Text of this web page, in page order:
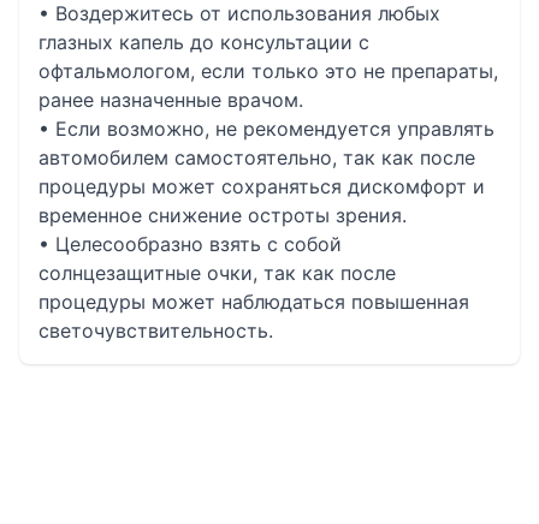
• Воздержитесь от использования любых
глазных капель до консультации с
офтальмологом, если только это не препараты,
ранее назначенные врачом.
• Если возможно, не рекомендуется управлять
автомобилем самостоятельно, так как после
процедуры может сохраняться дискомфорт и
временное снижение остроты зрения.
• Целесообразно взять с собой
солнцезащитные очки, так как после
процедуры может наблюдаться повышенная
светочувствительность.